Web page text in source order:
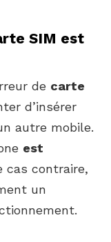
SIM est
de carte
d’insérer
autre mobile.
est
cas contraire,
un